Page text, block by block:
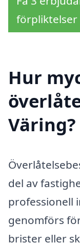
förpliktelser
Hur
Väring?
del av
professionell
genomförs
brister eller